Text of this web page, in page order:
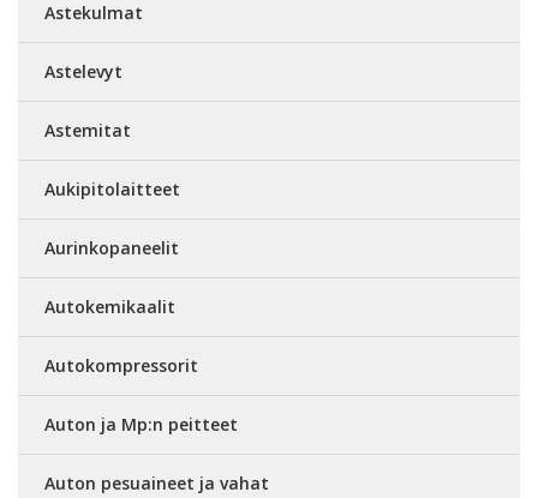
Astekulmat
Astelevyt
Astemitat
Aukipitolaitteet
Aurinkopaneelit
Autokemikaalit
Autokompressorit
Auton ja Mp:n peitteet
Auton pesuaineet ja vahat